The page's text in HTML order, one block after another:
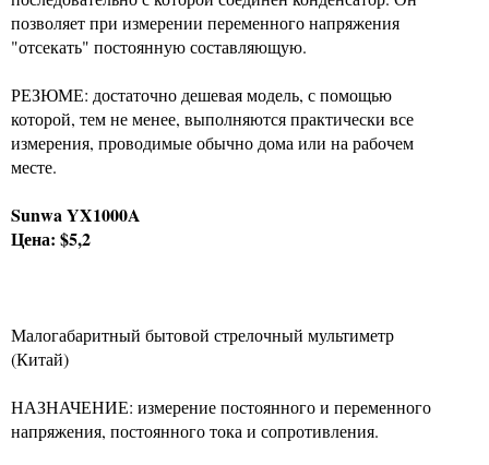
позволяет при измерении переменного напряжения
"отсекать" постоянную составляющую.
РЕЗЮМЕ: достаточно дешевая модель, с помощью
которой, тем не менее, выполняются практически все
измерения, проводимые обычно дома или на рабочем
месте.
Sunwa YX1000A
Цена: $5,2
Малогабаритный бытовой стрелочный мультиметр
(Китай)
НАЗНАЧЕНИЕ: измерение постоянного и переменного
напряжения, постоянного тока и сопротивления.